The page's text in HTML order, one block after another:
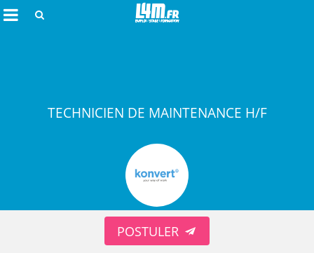
Annuler
POSTULER
TECHNICIEN DE MAINTENANCE H/F